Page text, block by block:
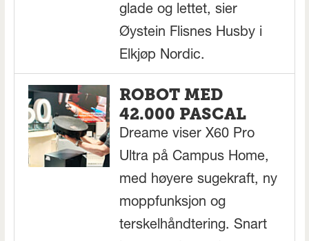
glade og lettet, sier
Øystein Flisnes Husby i
Elkjøp Nordic.
ROBOT MED
42.000 PASCAL
Dreame viser X60 Pro
Ultra på Campus Home,
med høyere sugekraft, ny
moppfunksjon og
terskelhåndtering. Snart